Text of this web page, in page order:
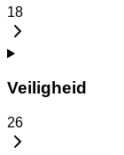
18
Veiligheid
26